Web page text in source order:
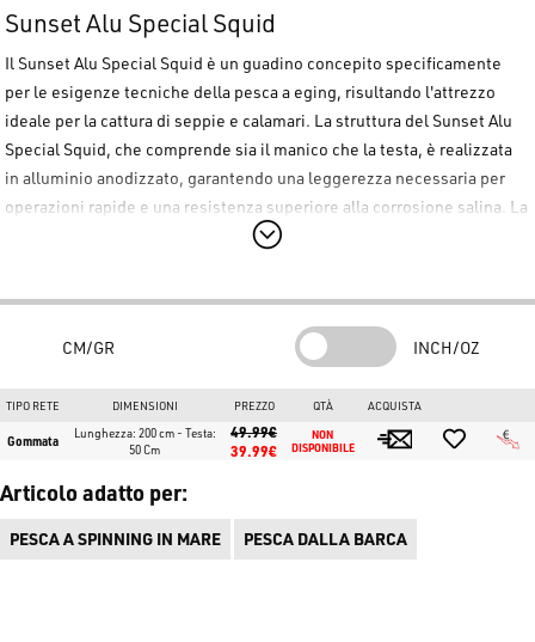
Sunset Alu Special Squid
IlSunset Alu Special Squid è un guadino concepito specificamente
per le esigenze tecniche della pesca a eging, risultando l'attrezzo
ideale per la cattura di seppie e calamari. La struttura delSunset Alu
Special Squid, che comprende sia il manico che la testa, è realizzata
in alluminio anodizzato, garantendo una leggerezza necessaria per
operazioni rapide e una resistenza superiore alla corrosione salina. La
Sunset Alu Special Squidè prodotta in silicone di alta qualità
Con una lunghezza totale di 1,50 metri, ilSunset Alu Special Squid
offre la portata necessaria per operare da moli o scogliere. La
entrano nel guadino, evitando fughe e semplificando la fase di
investimento essenziale per la longevità dell'attrezzatura da eging.
Caratteristiche Principali:
CM/GR INCH/OZ
TIPO RETE DIMENSIONI PREZZO QTÀ ACQUISTA
Gommata
Lunghezza: 200 cm - Testa:
50 Cm
49.99€
39.99€
NON
DISPONIBILE
Articolo adatto per:
PESCA A SPINNING IN MARE PESCA DALLA BARCA